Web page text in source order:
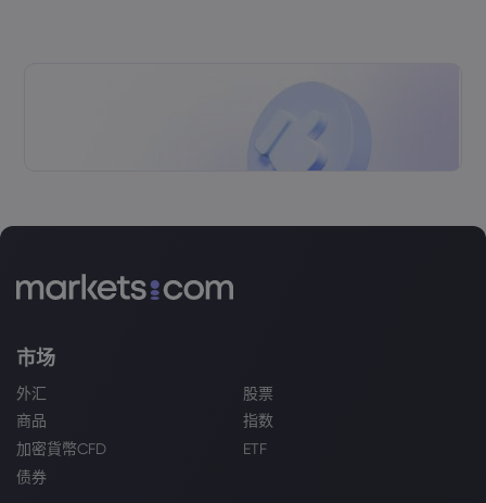
市场
外汇
股票
商品
指数
加密貨幣CFD
ETF
债券